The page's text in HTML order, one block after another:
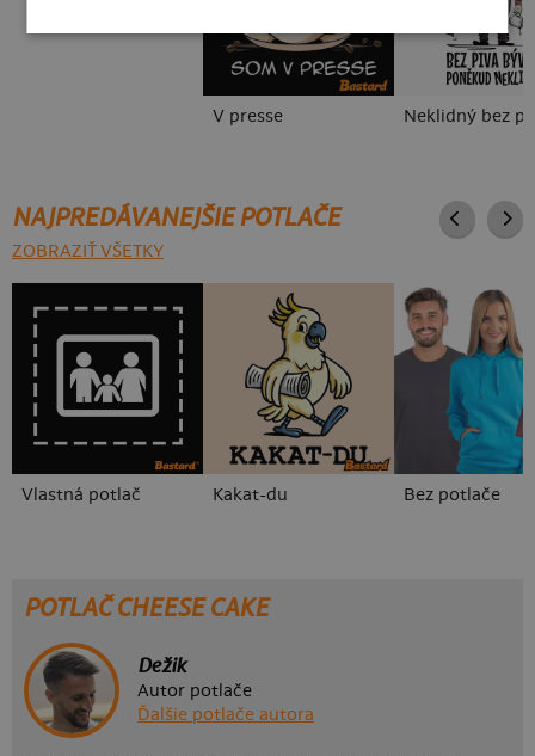
V presse Neklidný bez
NAJPREDÁVANEJŠIE POTLAČE
ZOBRAZIŤ VŠETKY
Vlastná potlač Kakat-du Bez potlače
POTLAČ CHEESE CAKE
Dežik
Autor potlače
Ďalšie potlače autora